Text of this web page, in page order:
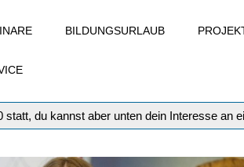
BILDUNGSURLAUB
du kannst aber unten dein Interesse an